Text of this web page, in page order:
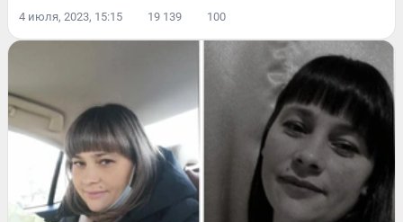
4 июля, 2023, 15:15 19 139 100